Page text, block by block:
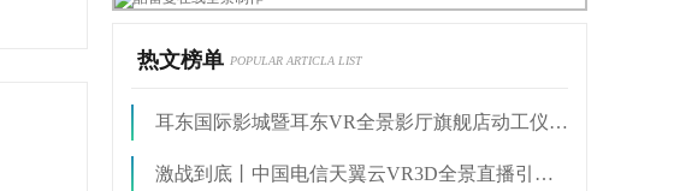
热文榜单 POPULAR ARTICLA LIST
耳东国际影城暨耳东VR全景影厅旗舰店动工仪式盛大举行
激战到底丨中国电信天翼云VR3D全景直播引燃拳击热火